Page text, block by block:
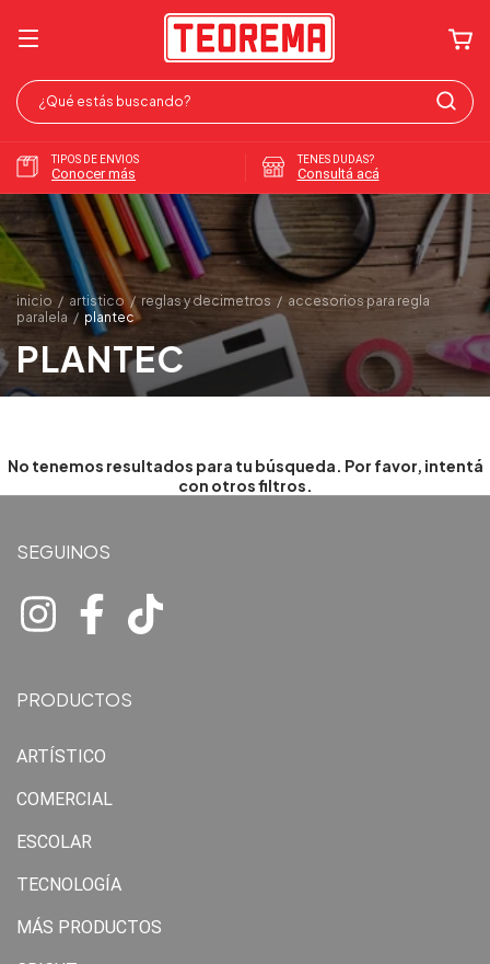
TIPOS DE ENVIOS
Conocer más
TENES DUDAS?
Consultá acá
inicio / artistico / reglas y decimetros / accesorios para regla
paralela / plantec
PLANTEC
No tenemos resultados para tu búsqueda. Por favor, intentá
con otros filtros.
SEGUINOS
PRODUCTOS
ARTÍSTICO
COMERCIAL
ESCOLAR
TECNOLOGÍA
MÁS PRODUCTOS